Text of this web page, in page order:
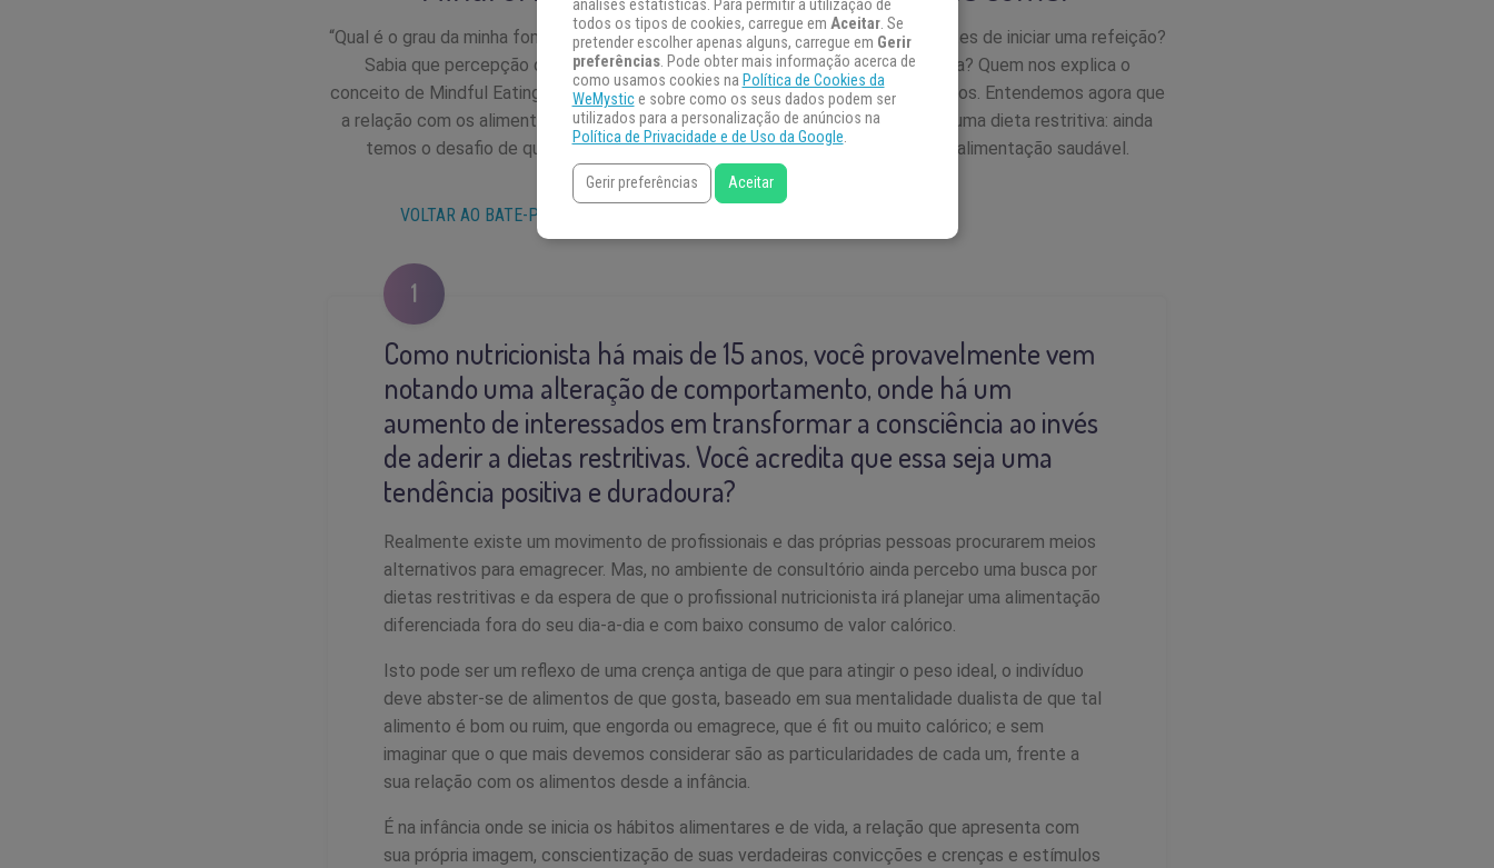
“Qual é o grau da minha fome numa escala de 1 a 10” – você já se questionou antes de iniciar uma refeição?
Sabia que percepção da fome pode ser estimulada através da atenção plena? Quem nos explica o
conceito de Mindful Eating é Cristina Mary Tanaka, nutricionista há mais de 15 anos. Entendemos agora que
a relação com os alimentos é um assunto mais profundo do que seguir apenas uma dieta restritiva: ainda
temos o desafio de quebrar paradigmas quando o tema é emagrecimento e alimentação saudável.
VOLTAR AO BATE-PAPO MÍSTICO
1
Como nutricionista há mais de 15 anos, você provavelmente vem
notando uma alteração de comportamento, onde há um
aumento de interessados em transformar a consciência ao invés
de aderir a dietas restritivas. Você acredita que essa seja uma
tendência positiva e duradoura?
Realmente existe um movimento de profissionais e das próprias pessoas procurarem meios
alternativos para emagrecer. Mas, no ambiente de consultório ainda percebo uma busca por
dietas restritivas e da espera de que o profissional nutricionista irá planejar uma alimentação
diferenciada fora do seu dia-a-dia e com baixo consumo de valor calórico.
Isto pode ser um reflexo de uma crença antiga de que para atingir o peso ideal, o indivíduo
deve abster-se de alimentos de que gosta, baseado em sua mentalidade dualista de que tal
alimento é bom ou ruim, que engorda ou emagrece, que é fit ou muito calórico; e sem
imaginar que o que mais devemos considerar são as particularidades de cada um, frente a
sua relação com os alimentos desde a infância.
É na infância onde se inicia os hábitos alimentares e de vida, a relação que apresenta com
sua própria imagem, conscientização de suas verdadeiras convicções e crenças e estímulos
análises estatísticas. Para permitir a utilização de
todos os tipos de cookies, carregue em Aceitar. Se
pretender escolher apenas alguns, carregue em Gerir
preferências. Pode obter mais informação acerca de
como usamos cookies na Política de Cookies da
WeMystice sobre como os seus dados podem ser
utilizados para a personalização de anúncios na
Política de Privacidade e de Uso da Google.
Gerir preferências Aceitar